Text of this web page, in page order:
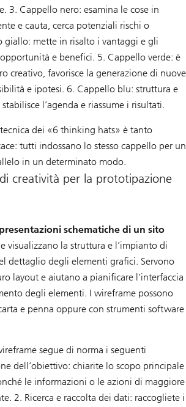
3. Cappello nero: esamina le cose in
e cauta, cerca potenziali rischi o
giallo: mette in risalto i vantaggi e gli
e benefici. 5. Cappello verde: è
creativo, favorisce la generazione di nuove
e ipotesi. 6. Cappello blu: struttura e
l’agenda e riassume i risultati.
tecnica dei «6 thinking hats» è tanto
tutti indossano lo stesso cappello per un
in un determinato modo.
creatività per la prototipazione
schematiche di un sito
visualizzano la struttura e l’impianto di
dettaglio degli elementi grafici. Servono
layout e aiutano a pianificare l’interfaccia
degli elementi. I wireframe possono
e penna oppure con strumenti software
segue di norma i seguenti
dell’obiettivo: chiarite lo scopo principale
le informazioni o le azioni di maggiore
2. Ricerca e raccolta dei dati: raccogliete i